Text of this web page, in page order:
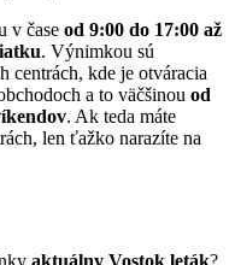
v čase od 9:00 do 17:00 až
. Výnimkou sú
centrách, kde je otváracia
a to väčšinou od
. Ak teda máte
len ťažko narazíte na